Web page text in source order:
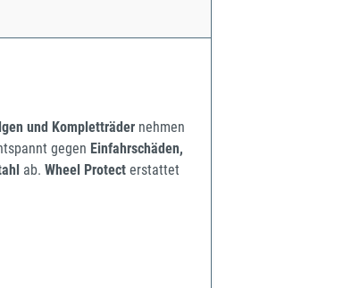
und Kompletträder nehmen
gegen Einfahrschäden,
ab. Wheel Protect erstattet